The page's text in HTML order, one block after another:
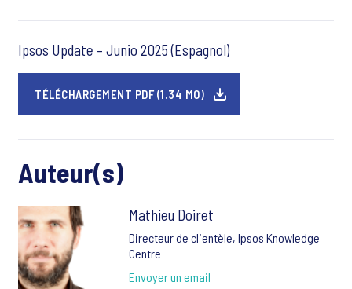
Ipsos Update – Junio 2025 (Espagnol)
TÉLÉCHARGEMENT PDF (1.34 MO)
Auteur(s)
Mathieu Doiret
Directeur de clientèle, Ipsos Knowledge
Centre
Envoyer un email